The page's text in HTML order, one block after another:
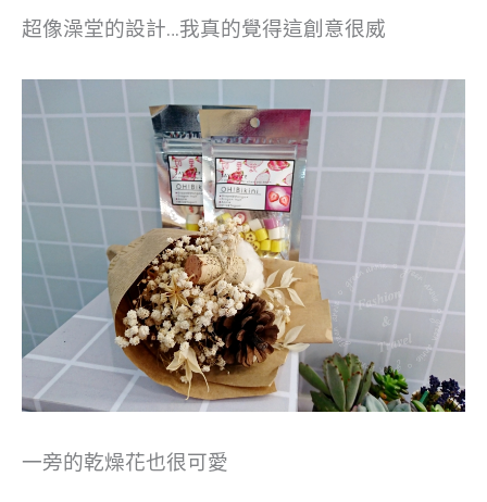
超像澡堂的設計…我真的覺得這創意很威
一旁的乾燥花也很可愛